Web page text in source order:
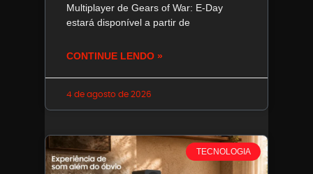
Multiplayer de Gears of War: E-Day
estará disponível a partir de
CONTINUE LENDO »
4 de agosto de 2026
TECNOLOGIA